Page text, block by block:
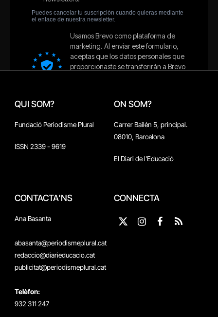
QUI SOM?
Fundació Periodisme Plural
ISSN 2339 - 9619
ON SOM?
Carrer Bailén 5, principal.
08010, Barcelona
El Diari de l'Educació
CONTACTA'NS
Ana Basanta
abasanta@periodismeplural.cat
redaccio@diarieducacio.cat
publicitat@periodismeplural.cat
Telèfon:
932 311 247
CONNECTA
X
Instagram
Facebook
RSS